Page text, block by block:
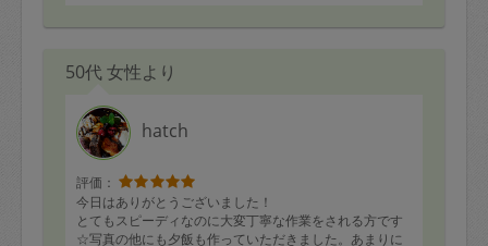
50代 女性より
hatch
評価：
今日はありがとうございました！
とてもスピーディなのに大変丁寧な作業をされる方です
☆写真の他にも夕飯も作っていただきました。あまりに